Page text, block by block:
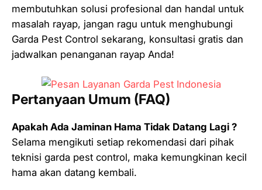
membutuhkan solusi profesional dan handal untuk
masalah rayap, jangan ragu untuk menghubungi
Garda Pest Control sekarang, konsultasi gratis dan
jadwalkan penanganan rayap Anda!
Pertanyaan Umum (FAQ)
Apakah Ada Jaminan Hama Tidak Datang Lagi ?
Selama mengikuti setiap rekomendasi dari pihak
teknisi garda pest control, maka kemungkinan kecil
hama akan datang kembali.